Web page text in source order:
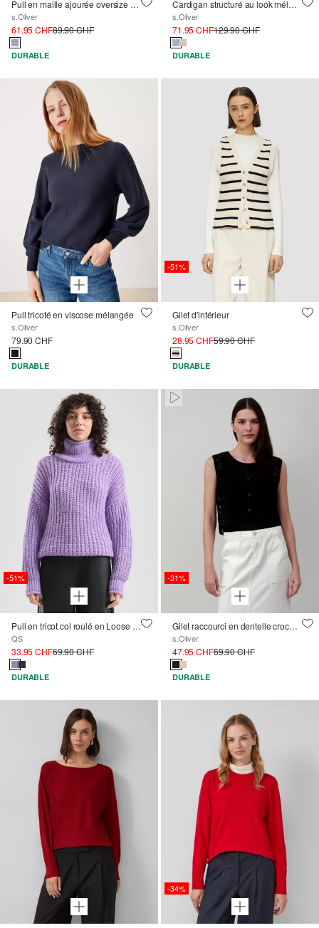
Pull en maille ajourée oversize avec manches chauve-souris
s.Oliver
61.95 CHF89.90 CHF
DURABLE
Cardigan structuré au look mélangé
s.Oliver
71.95 CHF129.90 CHF
DURABLE
Pull tricoté en viscose mélangée
s.Oliver
79.90 CHF
DURABLE
-51%
Gilet d'intérieur
s.Oliver
28.95 CHF59.90 CHF
DURABLE
-51%
Pull en tricot col roulé en Loose Fit avec épaules tombantes
QS
33.95 CHF69.90 CHF
DURABLE
Paused • Muted
-31%
Gilet raccourci en dentelle crochetée
s.Oliver
47.95 CHF69.90 CHF
DURABLE
-34%